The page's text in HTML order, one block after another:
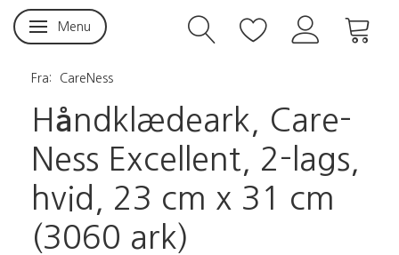
Skifte navigation
Menu
Fra: CareNess
Håndklædeark, Care-
Ness Excellent, 2-lags,
hvid, 23 cm x 31 cm
(3060 ark)